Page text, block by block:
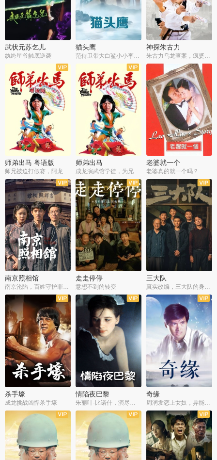
武状元苏乞儿
纨绔星爷触底逆袭
猫头鹰 神探朱古力
师弟出马 粤语版
师兄被迫打假赛，阿龙追查斗黑帮
师弟出马
成龙演武馆学徒，为兄搏命战黑道
老婆就一个
老婆真的就一个吗？
南京照相馆
南京沦陷，百姓守护罪证底片
走走停停
意想不到的转变
三大队
真实改编，三大队的身世浮沉
杀手壕
成龙挑战凶悍杀手壕
情陷夜巴黎 奇缘
周润发恋上女奴，异能护体战邪派